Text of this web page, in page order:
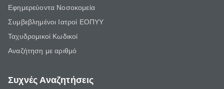
Εφημερεύοντα Νοσοκομεία
Συμβεβλημένοι Ιατροί ΕΟΠΥΥ
Ταχυδρομικοί Κωδικοί
Αναζήτηση με αριθμό
Συχνές Αναζητήσεις